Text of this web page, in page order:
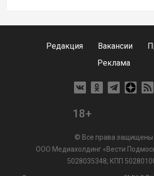
Редакция Вакансии
Реклама
18+
© Все права защищены
ООО Медиахолдинг «Вести
5028035348; КПП